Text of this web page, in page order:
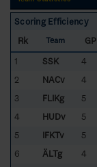
Scoring Efficiency
Rk
Team GP
1
SSK 4
2
NACv 4
3
FLIKg 5
4
HUDv 5
5
IFKTv 5
6
ÄLTg 4